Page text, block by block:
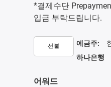
*결제수단
입금 부탁드립니다.
선불 예금주:
하나은행
어워드